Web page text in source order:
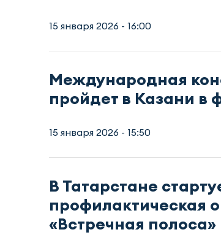
15 января 2026 - 16:00
Международная
пройдет в Казани в
15 января 2026 - 15:50
В Татарстане
профилактическая
«Встречная полоса»